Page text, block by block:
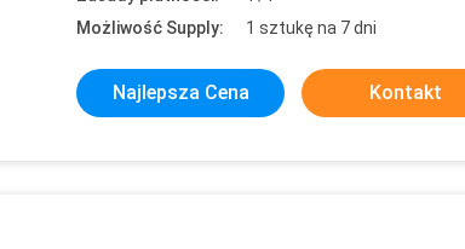
Możliwość Supply:
1 sztukę na 7 dni
Najlepsza Cena Kontakt